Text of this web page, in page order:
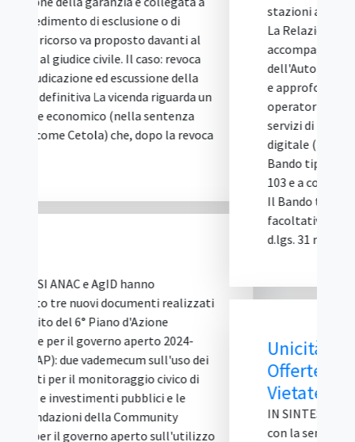
stazioni appaltanti dal 30 maggio 2026.
La Relazione illustrativa che lo
accompagna spiega le scelte
dell'Autorità, richiama le prime pronunce
e approfondisce i temi segnalati dagli
operatori: requisiti di partecipazione,
servizi di punta, gestione informativa
digitale (BIM), subappalto e avvalimento.
Bando tipo vincolante: cosa dispone l'art.
103 e a cosa serve la Relazione illustrativa
Il Bando tipo n. 2/2026 non è un modello
facoltativo. Ai sensi dell'articolo 103 del
Unicità dell’Offerta: le
Offerte Alternative Sono
Vietate
IN SINTESI Il Tar Lazio, Roma, Sez. II bis,
con la sentenza 4 agosto 2026, n. 14084,